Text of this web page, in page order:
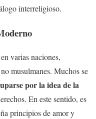
interreligioso.
varias naciones,
musulmanes. Muchos se
por la idea de la
En este sentido, es
principios de amor y